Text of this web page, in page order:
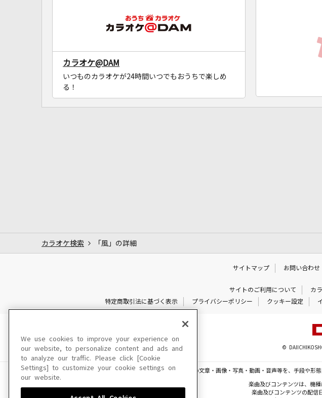
カラオケ@DAM
いつものカラオケが24時間いつでもおうちで楽しめ
る！
カラオケ検索 「風」の詳細
サイトマップ お問い合わせ
サイトのご利用について カ
特定商取引法に基づく表示
プライバシーポリシー クッキー設定
©
このサイトに掲載されている一切の文章・画像・写真・動画・音声等を、手段や形
楽曲及びコンテンツは、機
楽曲及びコンテンツの配信
We use cookies to improve your experience on
our website, to personalize content and ads and
to analyze our traffic. Please click [Cookie
Settings] to customize your cookie settings on
our website.